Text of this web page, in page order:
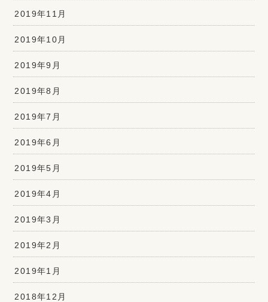
2019年11月
2019年10月
2019年9月
2019年8月
2019年7月
2019年6月
2019年5月
2019年4月
2019年3月
2019年2月
2019年1月
2018年12月